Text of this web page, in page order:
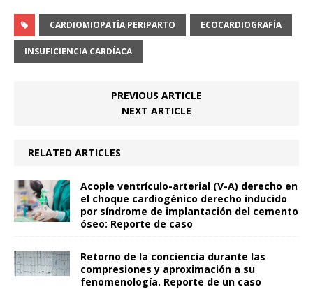
CARDIOMIOPATÍA PERIPARTO ECOCARDIOGRAFÍA
INSUFICIENCIA CARDÍACA
PREVIOUS ARTICLE
NEXT ARTICLE
RELATED ARTICLES
Acople ventrículo-arterial (V-A) derecho en
el choque cardiogénico derecho inducido
por síndrome de implantación del cemento
óseo: Reporte de caso
Retorno de la conciencia durante las
compresiones y aproximación a su
fenomenología. Reporte de un caso